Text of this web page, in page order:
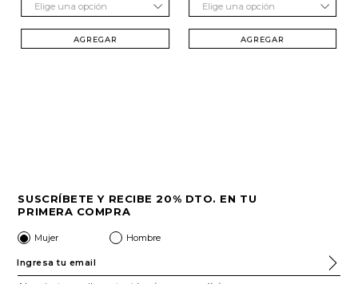
Elige una opción
AGREGAR
Elige una opción
AGREGAR
SUSCRÍBETE Y RECIBE 20% DTO. EN TU
PRIMERA COMPRA
Mujer Hombre